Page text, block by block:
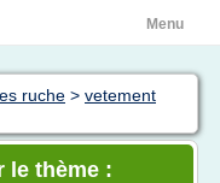
Menu
ruche > vetement
le thème :